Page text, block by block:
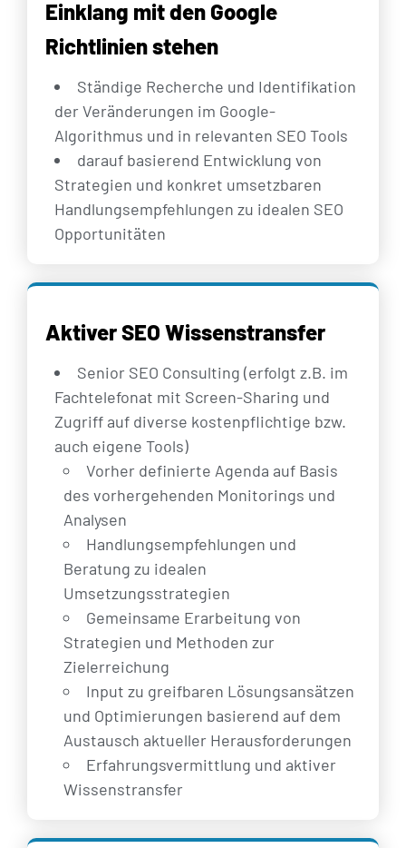
Einklang mit den Google
Richtlinien stehen
Ständige Recherche und Identifikation
der Veränderungen im Google-
Algorithmus und in relevanten SEO Tools
darauf basierend Entwicklung von
Strategien und konkret umsetzbaren
Handlungsempfehlungen zu idealen SEO
Opportunitäten
Aktiver SEO Wissenstransfer
Senior SEO Consulting (erfolgt z.B. im
Fachtelefonat mit Screen-Sharing und
Zugriff auf diverse kostenpflichtige bzw.
auch eigene Tools)
Vorher definierte Agenda auf Basis
des vorhergehenden Monitorings und
Analysen
Handlungsempfehlungen und
Beratung zu idealen
Umsetzungsstrategien
Gemeinsame Erarbeitung von
Strategien und Methoden zur
Zielerreichung
Input zu greifbaren Lösungsansätzen
und Optimierungen basierend auf dem
Austausch aktueller Herausforderungen
Erfahrungsvermittlung und aktiver
Wissenstransfer